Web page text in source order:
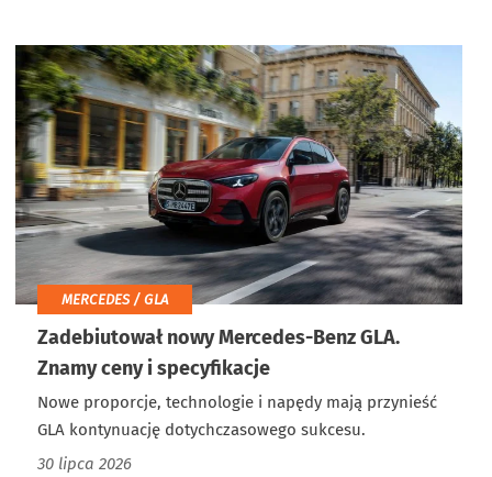
MERCEDES / GLA
Zadebiutował nowy Mercedes-Benz GLA.
Znamy ceny i specyfikacje
Nowe proporcje, technologie i napędy mają przynieść
GLA kontynuację dotychczasowego sukcesu.
30 lipca 2026